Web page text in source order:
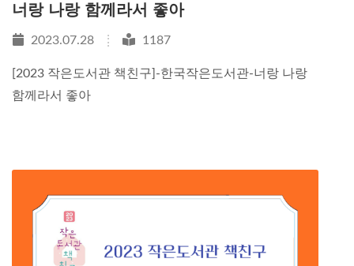
너랑 나랑 함께라서 좋아
2023.07.28 1187
[2023 작은도서관 책친구]-한국작은도서관-너랑 나랑
함께라서 좋아